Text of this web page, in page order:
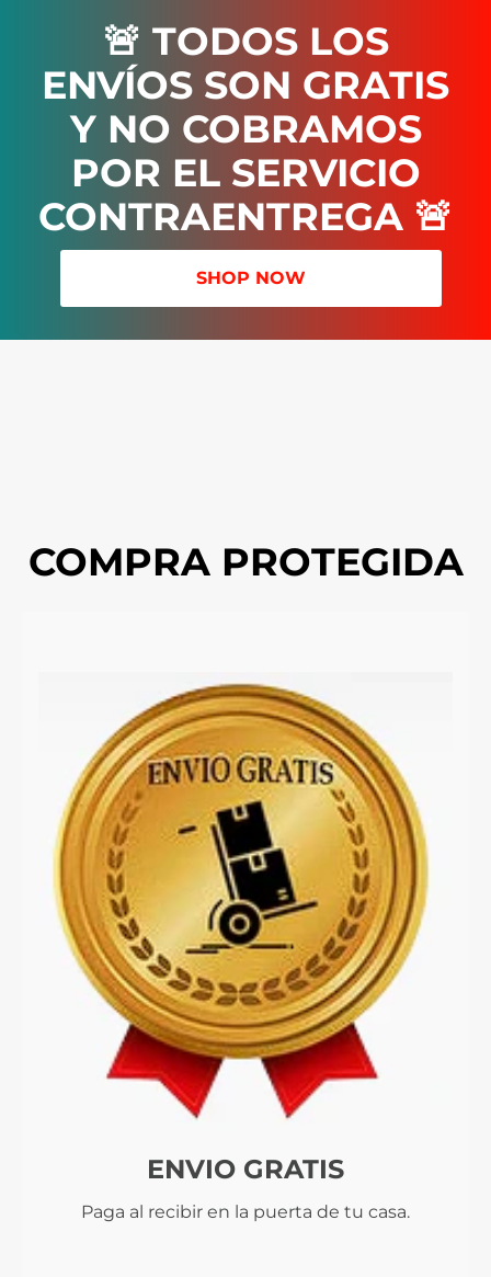
🚨 TODOS LOS
ENVÍOS SON GRATIS
Y NO COBRAMOS
POR EL SERVICIO
CONTRAENTREGA 🚨
SHOP NOW
COMPRA PROTEGIDA
ENVIO GRATIS
Paga al recibir en la puerta de tu casa.